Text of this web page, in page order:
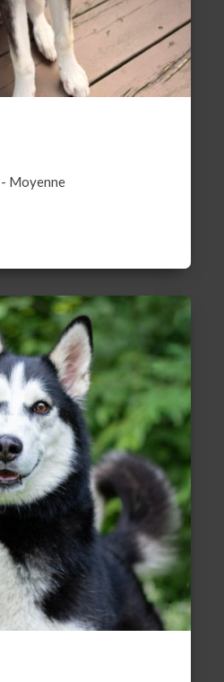
- Moyenne